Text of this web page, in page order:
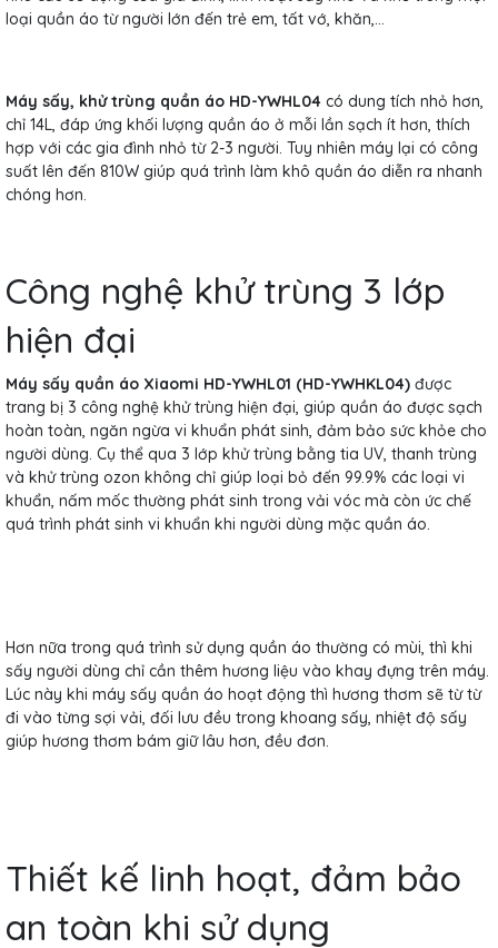
loại quần áo từ người lớn đến trẻ em, tất vớ, khăn,…
Máy sấy, khử trùng quần áo HD-YWHL04 có dung tích nhỏ hơn,
chỉ 14L, đáp ứng khối lượng quần áo ở mỗi lần sạch ít hơn, thích
hợp với các gia đình nhỏ từ 2-3 người. Tuy nhiên máy lại có công
suất lên đến 810W giúp quá trình làm khô quần áo diễn ra nhanh
chóng hơn.
Công nghệ khử trùng 3 lớp
hiện đại
Máy sấy quần áo Xiaomi HD-YWHL01 (HD-YWHKL04) được
trang bị 3 công nghệ khử trùng hiện đại, giúp quần áo được sạch
hoàn toàn, ngăn ngừa vi khuẩn phát sinh, đảm bảo sức khỏe cho
người dùng. Cụ thể qua 3 lớp khử trùng bằng tia UV, thanh trùng
và khử trùng ozon không chỉ giúp loại bỏ đến 99.9% các loại vi
khuẩn, nấm mốc thường phát sinh trong vải vóc mà còn ức chế
quá trình phát sinh vi khuẩn khi người dùng mặc quần áo.
Hơn nữa trong quá trình sử dụng quần áo thường có mùi, thì khi
sấy người dùng chỉ cần thêm hương liệu vào khay đựng trên máy.
Lúc này khi máy sấy quần áo hoạt động thì hương thơm sẽ từ từ
đi vào từng sợi vải, đối lưu đều trong khoang sấy, nhiệt độ sấy
giúp hương thơm bám giữ lâu hơn, đều đơn.
Thiết kế linh hoạt, đảm bảo
an toàn khi sử dụng